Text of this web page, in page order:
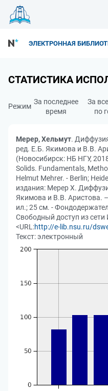
ЭЛЕКТРОННАЯ
СТАТИСТИКА
Режим
За последнее
время
За
по
Мерер, Хельмут.
ред. Е.Б. Якимова и В.В.
(Новосибирск: НБ НГУ,
Solids. Fundamentals,
Helmut Mehrer. - Berlin;
издания: Мерер Х.
Якимова и В.В. Аристова.
ил.; 25 см. -
Свободный доступ из сети
<URL:http://e-lib.nsu.ru/
Текст: электронный